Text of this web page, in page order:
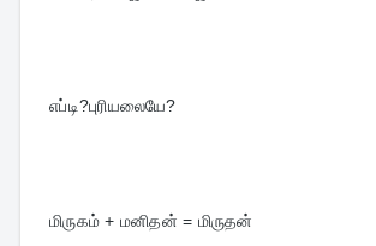
எப்டி?புரியலையே?
மிருகம் + மனிதன் = மிருதன்